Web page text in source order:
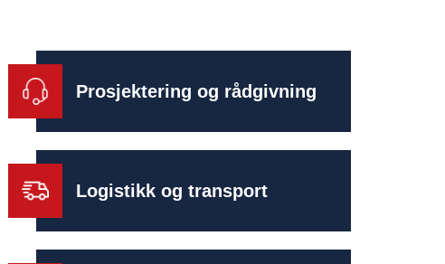
Prosjektering og rådgivning
Logistikk og transport